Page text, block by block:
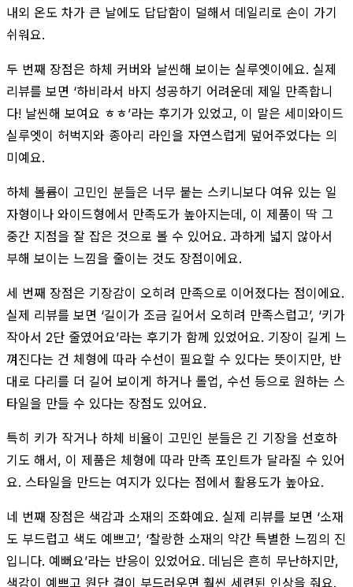
내외 온도 차가 큰 날에도 답답함이 덜해서 데일리로 손이 가기
쉬워요.
두 번째 장점은 하체 커버와 날씬해 보이는 실루엣이에요. 실제
리뷰를 보면 ‘하비라서 바지 성공하기 어려운데 제일 만족합니
다! 날씬해 보여요 ㅎㅎ’라는 후기가 있었고, 이 말은 세미와이드
실루엣이 허벅지와 종아리 라인을 자연스럽게 덮어주었다는 의
미예요.
하체 볼륨이 고민인 분들은 너무 붙는 스키니보다 여유 있는 일
자형이나 와이드형에서 만족도가 높아지는데, 이 제품이 딱 그
중간 지점을 잘 잡은 것으로 볼 수 있어요. 과하게 넓지 않아서
부해 보이는 느낌을 줄이는 것도 장점이에요.
세 번째 장점은 기장감이 오히려 만족으로 이어졌다는 점이에요.
실제 리뷰를 보면 ‘길이가 조금 길어서 오히려 만족스럽고’, ‘키가
작아서 2단 줄였어요’라는 후기가 함께 있었어요. 기장이 길게 느
껴진다는 건 체형에 따라 수선이 필요할 수 있다는 뜻이지만, 반
대로 다리를 더 길어 보이게 하거나 롤업, 수선 등으로 원하는 스
타일을 만들 수 있다는 장점도 있어요.
특히 키가 작거나 하체 비율이 고민인 분들은 긴 기장을 선호하
기도 해서, 이 제품은 체형에 따라 만족 포인트가 달라질 수 있어
요. 스타일을 만드는 여지가 있다는 점에서 활용도가 높아요.
네 번째 장점은 색감과 소재의 조화예요. 실제 리뷰를 보면 ‘소재
도 부드럽고 색도 예쁘고’, ‘찰랑한 소재의 약간 특별한 느낌의 진
입니다. 예뻐요’라는 반응이 있었어요. 데님은 흔히 무난하지만,
색감이 예쁘고 원단 결이 부드러우면 훨씬 세련된 인상을 줘요.